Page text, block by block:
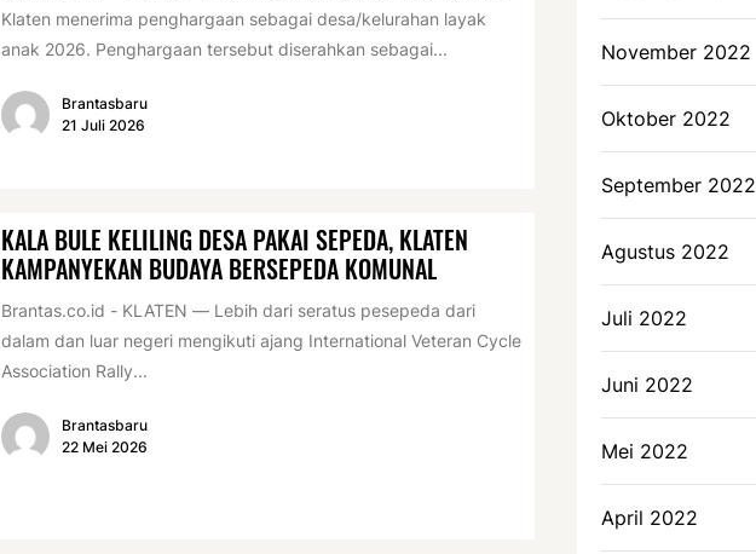
Klaten menerima penghargaan sebagai desa/kelurahan layak
anak 2026. Penghargaan tersebut diserahkan sebagai...
Brantasbaru
21 Juli 2026
KALA BULE KELILING DESA PAKAI SEPEDA, KLATEN
KAMPANYEKAN BUDAYA BERSEPEDA KOMUNAL
Brantas.co.id - KLATEN — Lebih dari seratus pesepeda dari
dalam dan luar negeri mengikuti ajang International Veteran Cycle
Association Rally...
Brantasbaru
22 Mei 2026
November 2022
Oktober 2022
September 2022
Agustus 2022
Juli 2022
Juni 2022
Mei 2022
April 2022